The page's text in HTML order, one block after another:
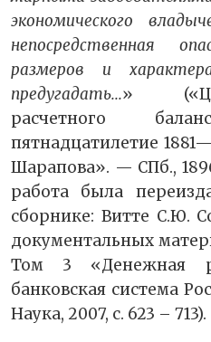
экономического
непосред­ственная
размеров и
предугадать...»
расчетного
пятнадцатилетие
Шарапова». — СПб.,
работа была
сборнике: Витте С.Ю.
документальных
Том 3 «Денежная
банковская система
Наука, 2007, с. 623 – 713).